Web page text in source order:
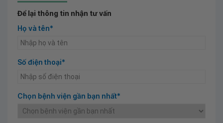
Để lại thông tin nhận tư vấn
Họ và tên*
Số điện thoại*
Chọn bệnh viện gần bạn nhất*